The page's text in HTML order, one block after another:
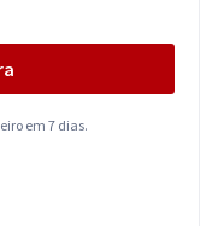
em 7 dias.